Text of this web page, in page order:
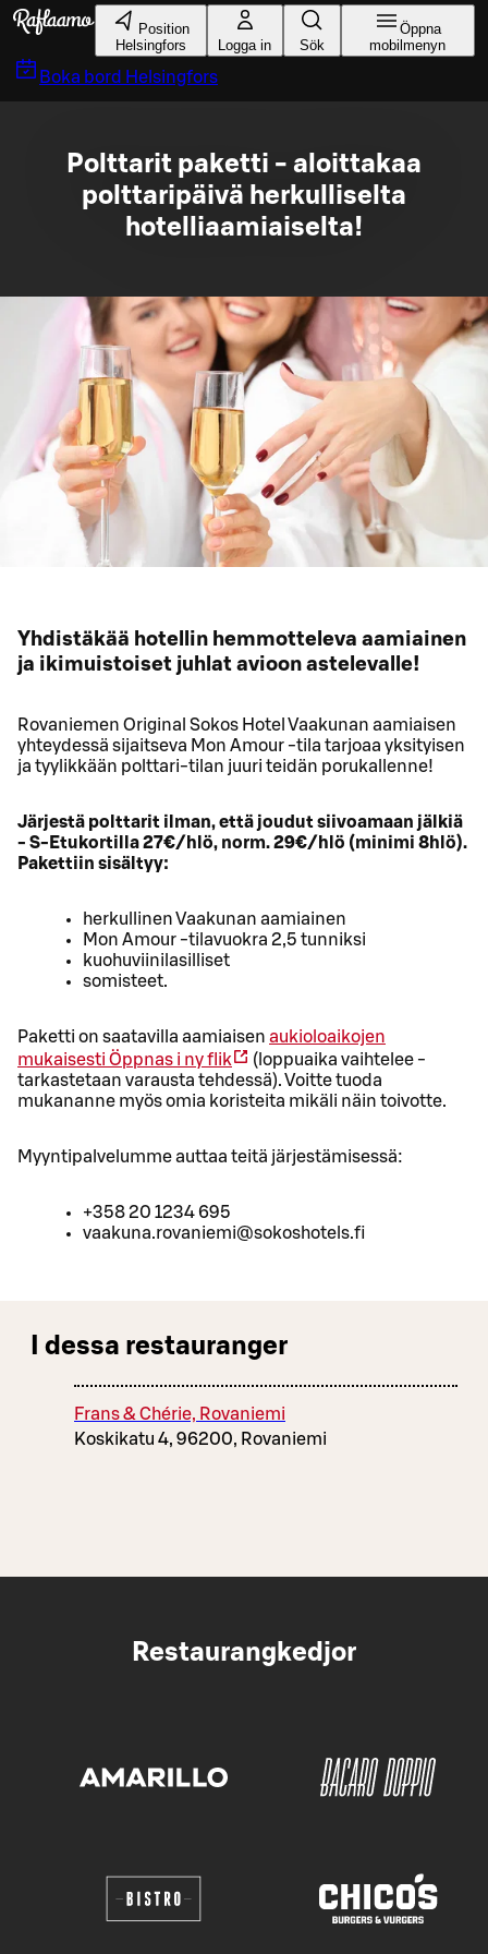
Gå till huvudinnehållet
Position
Helsingfors
Logga in Sök
Öppna
mobilmenyn
Boka bord Helsingfors
Polttarit paketti - aloittakaa
polttaripäivä herkulliselta
hotelliaamiaiselta!
Yhdistäkää hotellin hemmotteleva aamiainen
ja ikimuistoiset juhlat avioon astelevalle!
Rovaniemen Original Sokos Hotel Vaakunan aamiaisen
yhteydessä sijaitseva Mon Amour -tila tarjoaa yksityisen
ja tyylikkään polttari-tilan juuri teidän porukallenne!
Järjestä polttarit ilman, että joudut siivoamaan jälkiä
- S-Etukortilla 27€/hlö, norm. 29€/hlö (minimi 8hlö).
Pakettiin sisältyy:
herkullinen Vaakunan aamiainen
Mon Amour -tilavuokra 2,5 tunniksi
kuohuviinilasilliset
somisteet.
Paketti on saatavilla aamiaisen aukioloaikojen
mukaisesti Öppnas i ny flik
(loppuaika vaihtelee -
tarkastetaan varausta tehdessä). Voitte tuoda
mukananne myös omia koristeita mikäli näin toivotte.
Myyntipalvelumme auttaa teitä järjestämisessä:
+358 20 1234 695
vaakuna.rovaniemi@sokoshotels.fi
I dessa restauranger
Frans & Chérie, Rovaniemi
Koskikatu 4, 96200, Rovaniemi
Restaurangkedjor